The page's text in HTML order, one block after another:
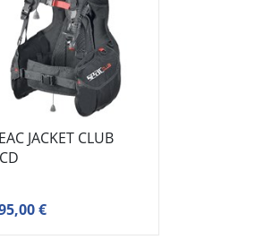
JACKET CLUB
€